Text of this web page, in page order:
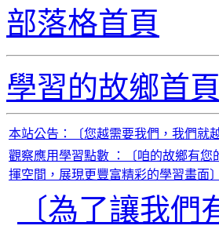
部落格首頁
學習的故鄉首頁
本站公告：〔您越需要我們，我們就
觀察應用學習點數 ：〔咱的故鄉有您
揮空間，展現更豐富精彩的學習畫面〕
〔為了讓我